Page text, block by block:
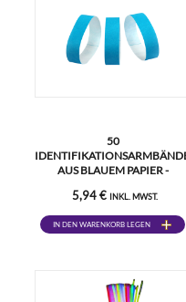
50
AUS BLAUEM PAPIER -
5,94 € INKL. MWST.
IN DEN WARENKORB LEGEN